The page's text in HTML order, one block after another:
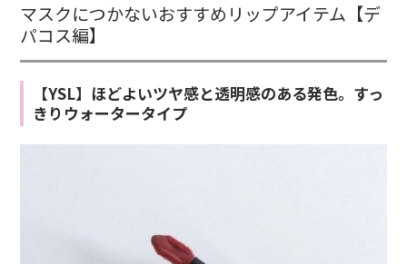
マスクにつかないおすすめリップアイテム【デ
パコス編】
【YSL】ほどよいツヤ感と透明感のある発色。すっ
きりウォータータイプ